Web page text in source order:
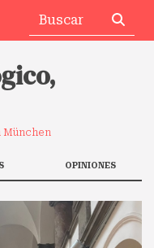
München
OPINIONES